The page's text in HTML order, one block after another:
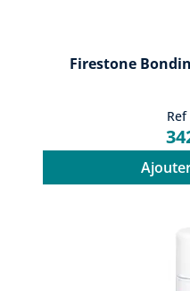
Firestone